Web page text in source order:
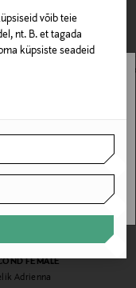
võib teie
nt. B. et tagada
küpsiste seadeid
40%
FEMALE
Adrienna